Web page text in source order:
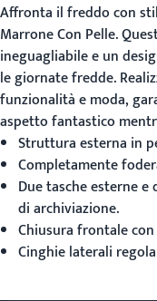
Affronta il freddo con
Marrone Con Pelle.
ineguagliabile e un
le giornate fredde.
funzionalità e moda,
aspetto fantastico
Struttura esterna in
Completamente
Due tasche esterne
di archiviazione.
Chiusura frontale
Cinghie laterali